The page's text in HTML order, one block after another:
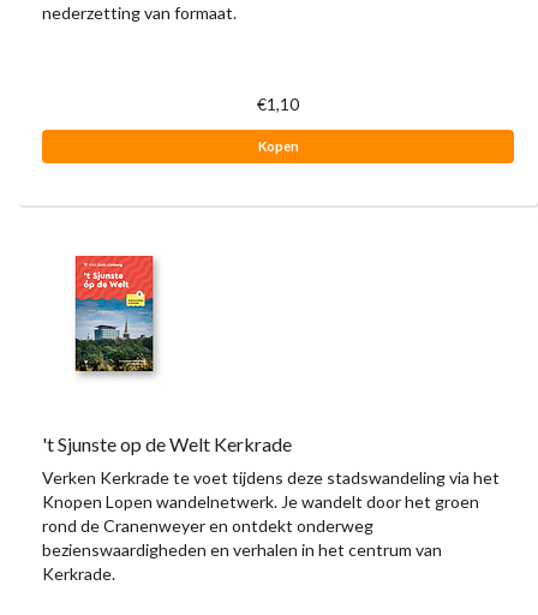
nederzetting van formaat.
€1,10
Kopen
't Sjunste op de Welt Kerkrade
Verken Kerkrade te voet tijdens deze stadswandeling via het
Knopen Lopen wandelnetwerk. Je wandelt door het groen
rond de Cranenweyer en ontdekt onderweg
bezienswaardigheden en verhalen in het centrum van
Kerkrade.